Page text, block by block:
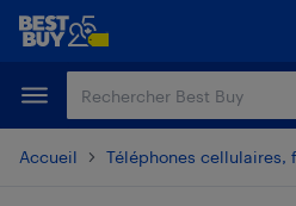
Passer
principal
Passer
Accueil Téléphones cellulaires,